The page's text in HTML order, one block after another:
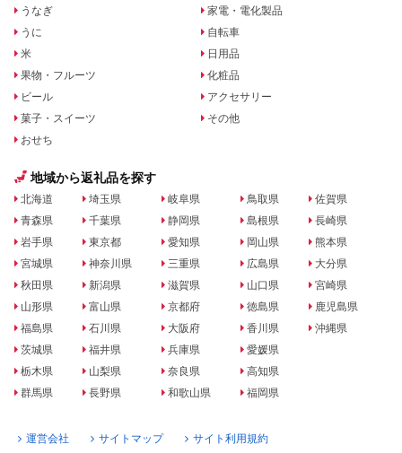
うなぎ
うに
米
果物・フルーツ
ビール
菓子・スイーツ
おせち
家電・電化製品
自転車
日用品
化粧品
アクセサリー
その他
地域から返礼品を探す
北海道
青森県
岩手県
宮城県
秋田県
山形県
福島県
茨城県
栃木県
群馬県
埼玉県
千葉県
東京都
神奈川県
新潟県
富山県
石川県
福井県
山梨県
長野県
岐阜県
静岡県
愛知県
三重県
滋賀県
京都府
大阪府
兵庫県
奈良県
和歌山県
鳥取県
島根県
岡山県
広島県
山口県
徳島県
香川県
愛媛県
高知県
福岡県
佐賀県
長崎県
熊本県
大分県
宮崎県
鹿児島県
沖縄県
運営会社 サイトマップ サイト利用規約